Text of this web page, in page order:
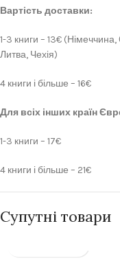
Вартість доставки:
1-3 книги – 13€
Литва, Чехія)
4 книги і більше – 16€
Для всіх інших країн
1-3 книги – 17€
4 книги і більше – 21€
Супутні товари